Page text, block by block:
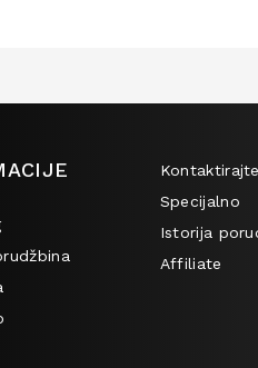
Specijalno
Istorija
Affiliate